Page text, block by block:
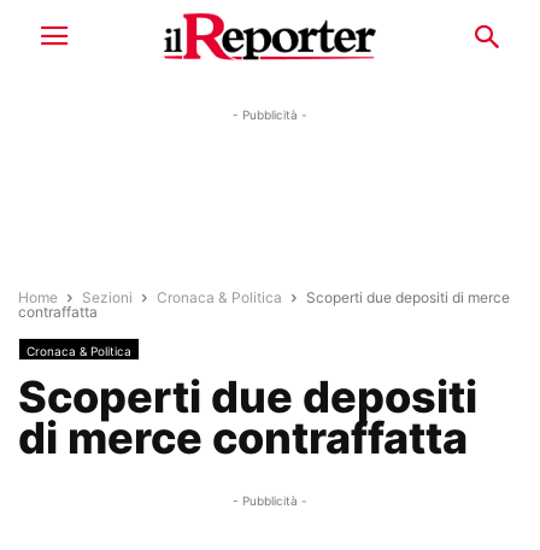
- Pubblicità -
Home Sezioni Cronaca & Politica
Scoperti due depositi di merce
contraffatta
Cronaca & Politica
Scoperti due depositi
di merce contraffatta
- Pubblicità -